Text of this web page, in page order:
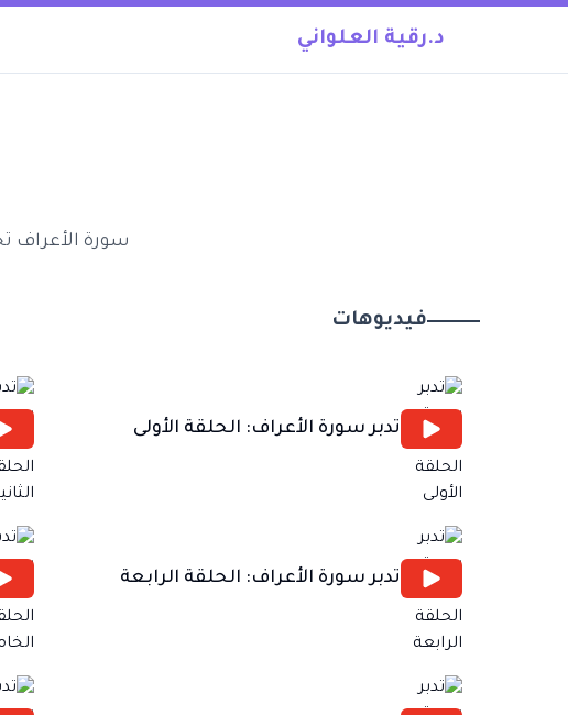
د.رقية العلواني
سورة الأعراف
فيديوهات
تدبر سورة الأعراف: الحلقة الأولى
تدبر سورة الأعراف: الحلقة الرابعة